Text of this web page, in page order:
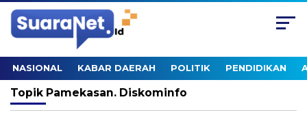
NASIONAL KABAR DAERAH POLITIK PENDIDIKAN
Topik Pamekasan. Diskominfo